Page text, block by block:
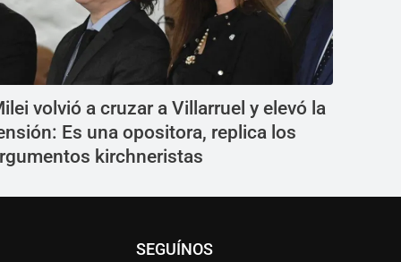
volvió a cruzar a Villarruel y elevó la
Es una opositora, replica los
kirchneristas
SEGUÍNOS